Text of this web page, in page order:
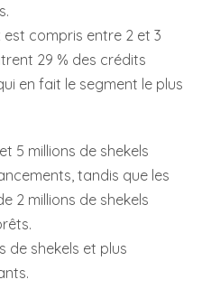
compris entre 2 et 3
29 % des crédits
en fait le segment le plus
5 millions de shekels
tandis que les
2 millions de shekels
de shekels et plus